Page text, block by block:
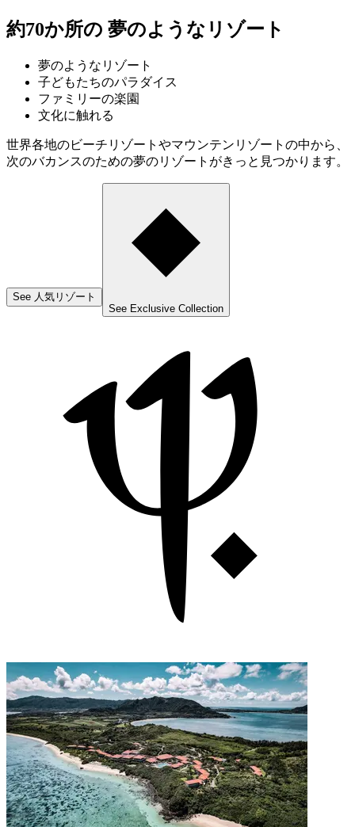
約70か所の 夢のようなリゾート
夢のようなリゾート
子どもたちのパラダイス
ファミリーの楽園
文化に触れる
世界各地のビーチリゾートやマウンテンリゾートの中から、
次のバカンスのための夢のリゾートがきっと見つかります。
See 人気リゾート
See Exclusive Collection